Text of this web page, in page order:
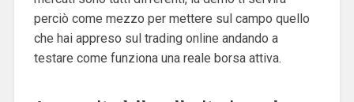
perciò come mezzo per mettere sul campo quello
che hai appreso sul trading online andando a
testare come funziona una reale borsa attiva.